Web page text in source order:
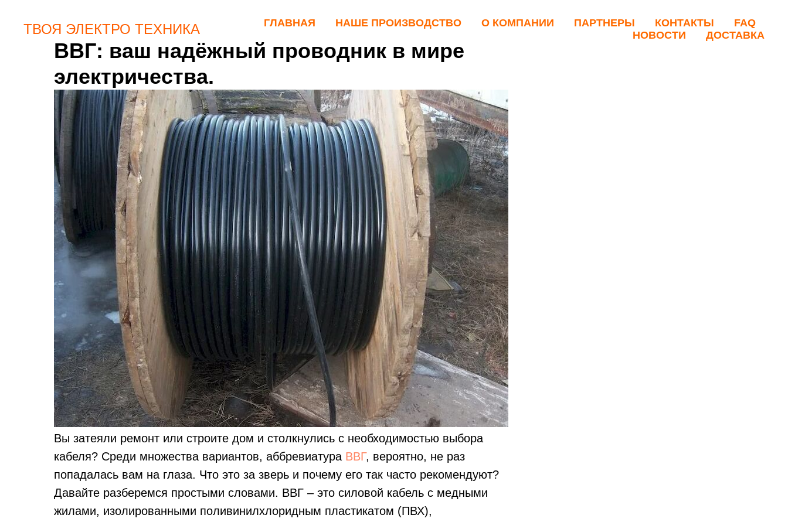
ТВОЯ ЭЛЕКТРО ТЕХНИКА ГЛАВНАЯ НАШЕ ПРОИЗВОДСТВО О КОМПАНИИ ПАРТНЕРЫ КОНТАКТЫ
FAQ
НОВОСТИ
ДОСТАВКА
ВВГ: ваш надёжный проводник в мире
электричества.
Вы затеяли ремонт или строите дом и столкнулись с необходимостью выбора
кабеля? Среди множества вариантов, аббревиатура ВВГ, вероятно, не раз
попадалась вам на глаза. Что это за зверь и почему его так часто рекомендуют?
Давайте разберемся простыми словами. ВВГ – это силовой кабель с медными
жилами, изолированными поливинилхлоридным пластикатом (ПВХ),